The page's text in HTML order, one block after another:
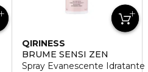
QIRINESS
BRUME SENSI ZEN
Spray Evanescente Idratante